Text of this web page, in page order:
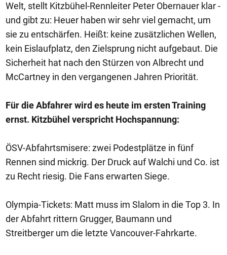
Welt, stellt Kitzbühel-Rennleiter Peter Obernauer klar -
und gibt zu: Heuer haben wir sehr viel gemacht, um
sie zu entschärfen. Heißt: keine zusätzlichen Wellen,
kein Eislaufplatz, den Zielsprung nicht aufgebaut. Die
Sicherheit hat nach den Stürzen von Albrecht und
McCartney in den vergangenen Jahren Priorität.
Für die Abfahrer wird es heute im ersten Training
ernst. Kitzbühel verspricht Hochspannung:
ÖSV-Abfahrtsmisere: zwei Podestplätze in fünf
Rennen sind mickrig. Der Druck auf Walchi und Co. ist
zu Recht riesig. Die Fans erwarten Siege.
Olympia-Tickets: Matt muss im Slalom in die Top 3. In
der Abfahrt rittern Grugger, Baumann und
Streitberger um die letzte Vancouver-Fahrkarte.